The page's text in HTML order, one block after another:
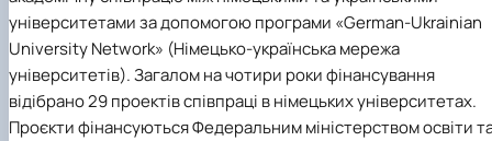
університетами за допомогою програми «German-Ukrainian
University Network» (Німецько-українська мережа
університетів). Загалом на чотири роки фінансування
відібрано 29 проектів співпраці в німецьких університетах.
Проєкти фінансуються Федеральним міністерством освіти